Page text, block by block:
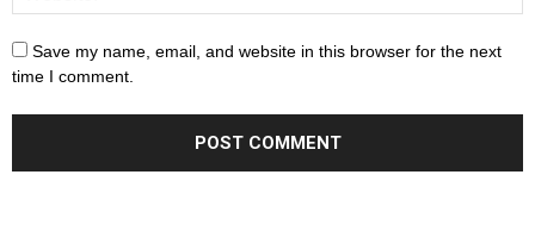
Save my name, email, and website in this browser for the next
time I comment.